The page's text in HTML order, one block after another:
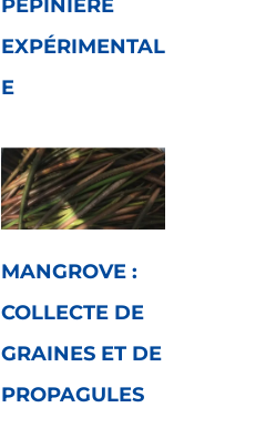
PÉPINIÈRE
EXPÉRIMENTAL
E
MANGROVE :
COLLECTE DE
GRAINES ET DE
PROPAGULES